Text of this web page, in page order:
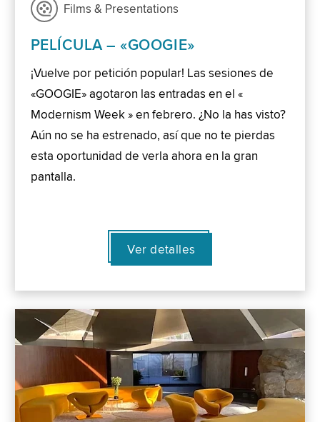
Films & Presentations
PELÍCULA – «GOOGIE»
¡Vuelve por petición popular! Las sesiones de
«GOOGIE» agotaron las entradas en el «
Modernism Week » en febrero. ¿No la has visto?
Aún no se ha estrenado, así que no te pierdas
esta oportunidad de verla ahora en la gran
pantalla.
Ver detalles